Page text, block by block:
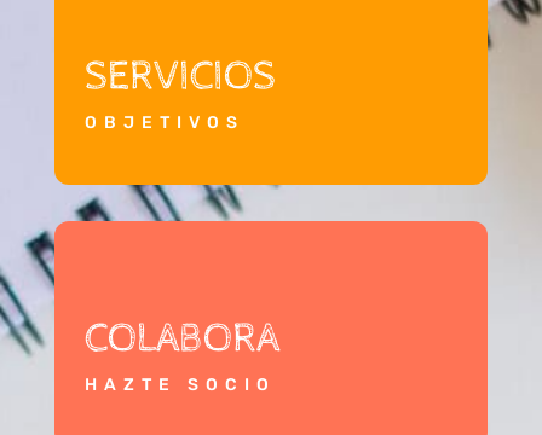
SERVICIOS
OBJETIVOS
COLABORA
HAZTE SOCIO